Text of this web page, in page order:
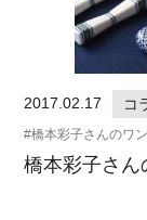
2017.02.17 コ
橋本彩子さんのワ
橋本彩子さん